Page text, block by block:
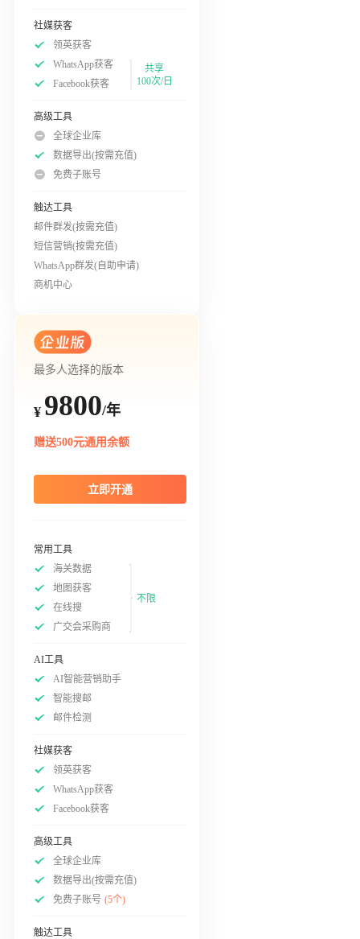
社媒获客
领英获客
WhatsApp获客
Facebook获客
共享
100次/日
高级工具
全球企业库
数据导出(按需充值)
免费子账号
触达工具
邮件群发(按需充值)
短信营销(按需充值)
WhatsApp群发(自助申请)
商机中心
最多人选择的版本
¥ 9800/年
赠送500元通用余额
立即开通
常用工具
海关数据
地图获客
在线搜
广交会采购商
不限
AI工具
AI智能营销助手
智能搜邮
邮件检测
社媒获客
领英获客
WhatsApp获客
Facebook获客
高级工具
全球企业库
数据导出(按需充值)
免费子账号 (5个)
触达工具